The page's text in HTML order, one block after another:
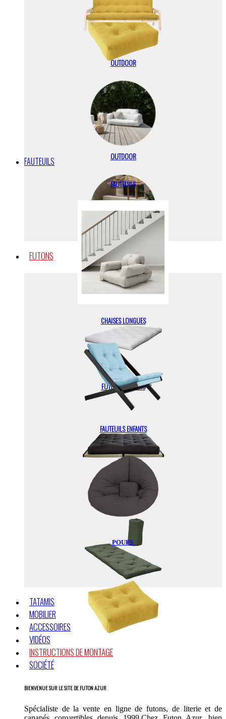
OUTDOOR
FUTONS
FUTONS
FUTONS + TATAMIS
FUTONS DE VOYAGE
TATAMIS
MOBILIER
ACCESSOIRES
VIDÉOS
INSTRUCTIONS DE MONTAGE
SOCIÉTÉ
BIENVENUE SUR LE SITE DE FUTON AZUR
Spécialiste de la vente en ligne de futons, de literie et de
OUTDOOR
FAUTEUILS
FAUTEUILS
CHAISES LONGUES
FAUTEUILS ENFANTS
POUFS